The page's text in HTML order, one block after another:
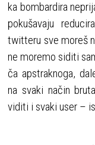
ka bombardira
pokušavaju
twitteru sve moreš
ne moremo siditi
ča apstraknoga,
na svaki način
viditi i svaki user –